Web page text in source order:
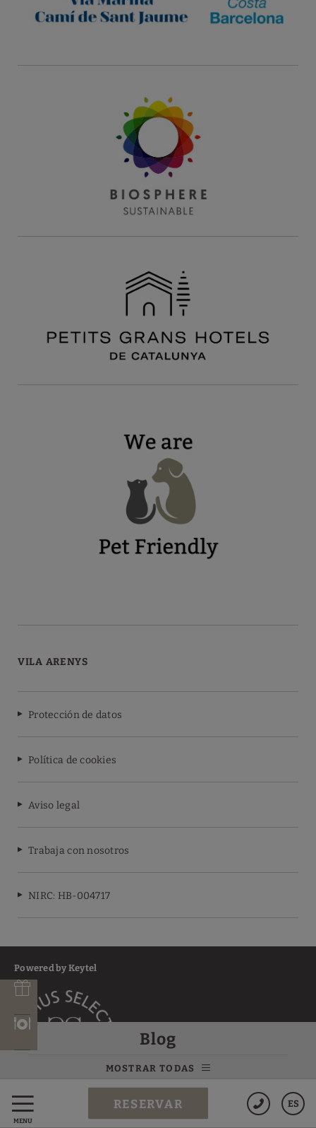
MENÚ
ES
RESERVAR
Blog
MOSTRAR TODAS
VILA ARENYS
Protección de datos
Política de cookies
Aviso legal
Trabaja con nosotros
NIRC: HB-004717
Powered by Keytel
Compra segura